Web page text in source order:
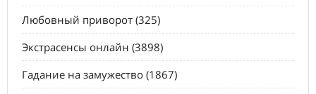
Любовный приворот (325)
Экстрасенсы онлайн (3898)
Гадание на замужество (1867)